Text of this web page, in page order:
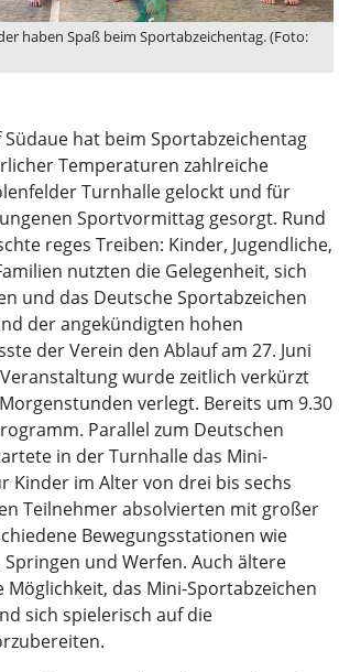
haben Spaß beim Sportabzeichentag. (Foto:
Südaue hat beim Sportabzeichentag
Temperaturen zahlreiche
Turnhalle gelockt und für
Sportvormittag gesorgt. Rund
reges Treiben: Kinder, Jugendliche,
nutzten die Gelegenheit, sich
und das Deutsche Sportabzeichen
der angekündigten hohen
der Verein den Ablauf am 27. Juni
wurde zeitlich verkürzt
verlegt. Bereits um 9.30
Parallel zum Deutschen
in der Turnhalle das Mini-
Kinder im Alter von drei bis sechs
Teilnehmer absolvierten mit großer
Bewegungsstationen wie
und Werfen. Auch ältere
Möglichkeit, das Mini-Sportabzeichen
sich spielerisch auf die